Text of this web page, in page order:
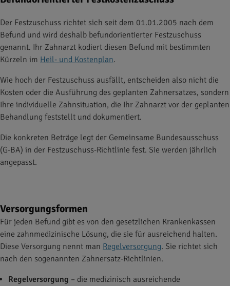
Der Festzuschuss richtet sich seit dem 01.01.2005 nach dem
Befund und wird deshalb befundorientierter Festzuschuss
genannt. Ihr Zahnarzt kodiert diesen Befund mit bestimmten
Kürzeln im Heil- und Kostenplan.
Wie hoch der Festzuschuss ausfällt, entscheiden also nicht die
Kosten oder die Ausführung des geplanten Zahnersatzes, sondern
Ihre individuelle Zahnsituation, die Ihr Zahnarzt vor der geplanten
Behandlung feststellt und dokumentiert.
Die konkreten Beträge legt der Gemeinsame Bundesausschuss
(G-BA) in der Festzuschuss-Richtlinie fest. Sie werden jährlich
angepasst.
Versorgungsformen
Für jeden Befund gibt es von den gesetzlichen Krankenkassen
eine zahnmedizinische Lösung, die sie für ausreichend halten.
Diese Versorgung nennt man Regelversorgung. Sie richtet sich
nach den sogenannten Zahnersatz-Richtlinien.
Regelversorgung – die medizinisch ausreichende